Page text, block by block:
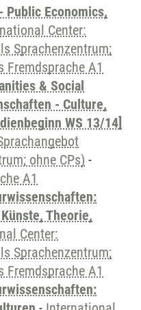
Public Economics,
Center:
Sprachenzentrum;
Fremdsprache A1
& Social
- Culture,
WS 13/14]
ohne CPs) -
A1
Theorie,
Center:
Sprachenzentrum;
Fremdsprache A1